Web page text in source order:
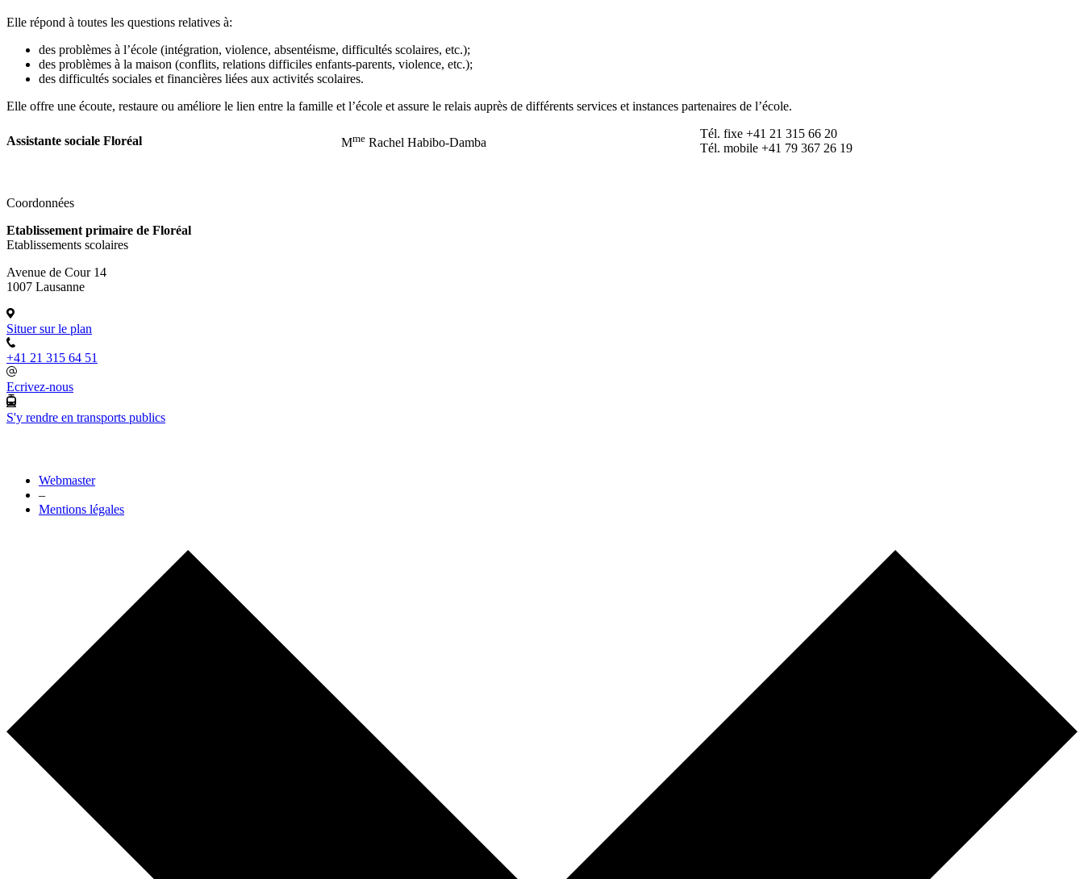
Elle répond à toutes les questions relatives à:
des problèmes à l’école (intégration, violence, absentéisme, difficultés scolaires, etc.);
des problèmes à la maison (conflits, relations difficiles enfants-parents, violence, etc.);
des difficultés sociales et financières liées aux activités scolaires.
Elle offre une écoute, restaure ou améliore le lien entre la famille et l’école et assure le relais auprès de différents services et instances partenaires de l’école.
Assistante sociale Floréal Mme Rachel Habibo-Damba
Tél. fixe +41 21 315 66 20
Tél. mobile +41 79 367 26 19
Coordonnées
Etablissement primaire de Floréal
Etablissements scolaires
Avenue de Cour 14
1007 Lausanne
Situer sur le plan
+41 21 315 64 51
Ecrivez-nous
S'y rendre en transports publics
Webmaster
–
Mentions légales